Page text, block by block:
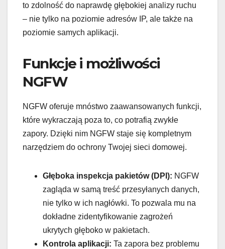
to zdolność do naprawdę głębokiej analizy ruchu
– nie tylko na poziomie adresów IP, ale także na
poziomie samych aplikacji.
Funkcje i możliwości
NGFW
NGFW oferuje mnóstwo zaawansowanych funkcji,
które wykraczają poza to, co potrafią zwykłe
zapory. Dzięki nim NGFW staje się kompletnym
narzędziem do ochrony Twojej sieci domowej.
Głęboka inspekcja pakietów (DPI): NGFW
zagląda w samą treść przesyłanych danych,
nie tylko w ich nagłówki. To pozwala mu na
dokładne zidentyfikowanie zagrożeń
ukrytych głęboko w pakietach.
Kontrola aplikacji: Ta zapora bez problemu